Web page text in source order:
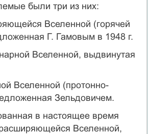
были три из них:
Вселенной (горячей
Г. Гамовым в 1948 г.
Вселенной, выдвинутая
Вселенной (протонно-
Зельдовичем.
в настоящее время
Вселенной,